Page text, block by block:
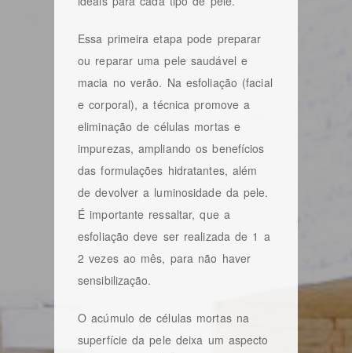
Essa primeira etapa pode preparar
ou reparar uma pele saudável e
macia no verão. Na esfoliação (facial
e corporal), a técnica promove a
eliminação de células mortas e
impurezas, ampliando os benefícios
das formulações hidratantes, além
de devolver a luminosidade da pele.
É importante ressaltar, que a
esfoliação deve ser realizada de 1 a
2 vezes ao mês, para não haver
sensibilização.
O acúmulo de células mortas na
superfície da pele deixa um aspecto